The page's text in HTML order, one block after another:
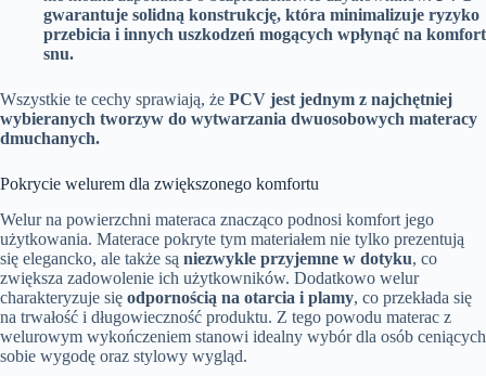
gwarantuje solidną konstrukcję, która minimalizuje ryzyko
przebicia i innych uszkodzeń mogących wpłynąć na komfort
snu.
Wszystkie te cechy sprawiają, że PCV jest jednym z najchętniej
wybieranych tworzyw do wytwarzania dwuosobowych materacy
dmuchanych.
Pokrycie welurem dla zwiększonego komfortu
Welur na powierzchni materaca znacząco podnosi komfort jego
użytkowania. Materace pokryte tym materiałem nie tylko prezentują
się elegancko, ale także są niezwykle przyjemne w dotyku, co
zwiększa zadowolenie ich użytkowników. Dodatkowo welur
charakteryzuje się odpornością na otarcia i plamy, co przekłada się
na trwałość i długowieczność produktu. Z tego powodu materac z
welurowym wykończeniem stanowi idealny wybór dla osób ceniących
sobie wygodę oraz stylowy wygląd.